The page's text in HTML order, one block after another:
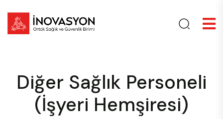
Diğer Sağlık Personeli
(İşyeri Hemşiresi)